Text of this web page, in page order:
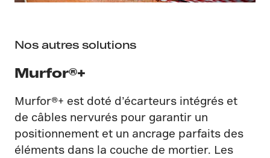
Nos autres solutions
Murfor®+
Murfor®+ est doté d’écarteurs intégrés et
de câbles nervurés pour garantir un
positionnement et un ancrage parfaits des
éléments dans la couche de mortier. Les